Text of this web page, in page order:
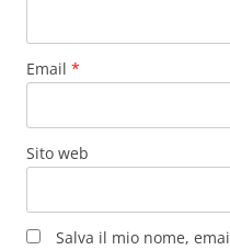
Email *
Sito web
Salva il mio nome,